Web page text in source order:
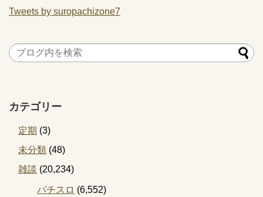
Tweets by suropachizone7
カテゴリー
定期 (3)
未分類 (48)
雑談 (20,234)
パチスロ (6,552)